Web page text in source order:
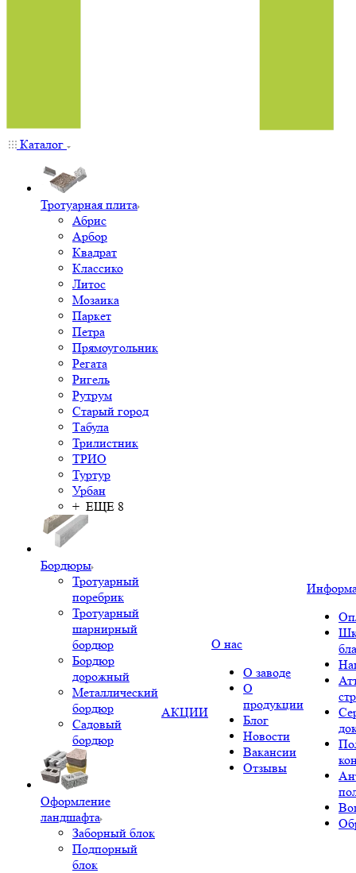
Каталог
Тротуарная плита
Абрис
Арбор
Квадрат
Классико
Литос
Мозаика
Паркет
Петра
Прямоугольник
Регата
Ригель
Рутрум
Старый город
Табула
Трилистник
ТРИО
Туртур
Урбан
+ ЕЩЕ 8
Бордюры
Тротуарный
поребрик
Тротуарный
шарнирный
бордюр
Бордюр
дорожный
Металлический
бордюр
Садовый
бордюр
Оформление
ландшафта
Заборный блок
Подпорный
блок
АКЦИИ
О нас
О заводе
О
продукции
Блог
Новости
Вакансии
Отзывы